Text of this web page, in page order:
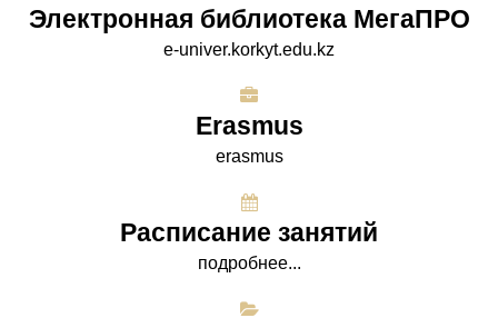
Электронная библиотека МегаПРО
e-univer.korkyt.edu.kz
Erasmus
erasmus
Расписание занятий
подробнее...